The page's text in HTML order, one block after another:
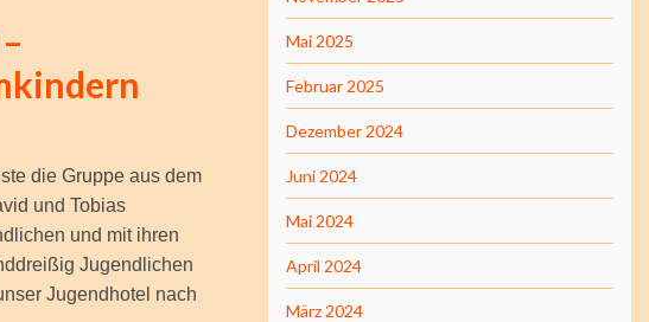
die Gruppe aus dem
und Tobias
und mit ihren
Jugendlichen
Jugendhotel nach
Mai 2025
Februar 2025
Dezember 2024
Juni 2024
Mai 2024
April 2024
März 2024